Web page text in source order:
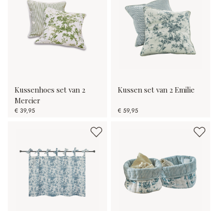
Kussenhoes set van 2
Mercier
€ 39,95
Kussen set van 2 Emilie
€ 59,95